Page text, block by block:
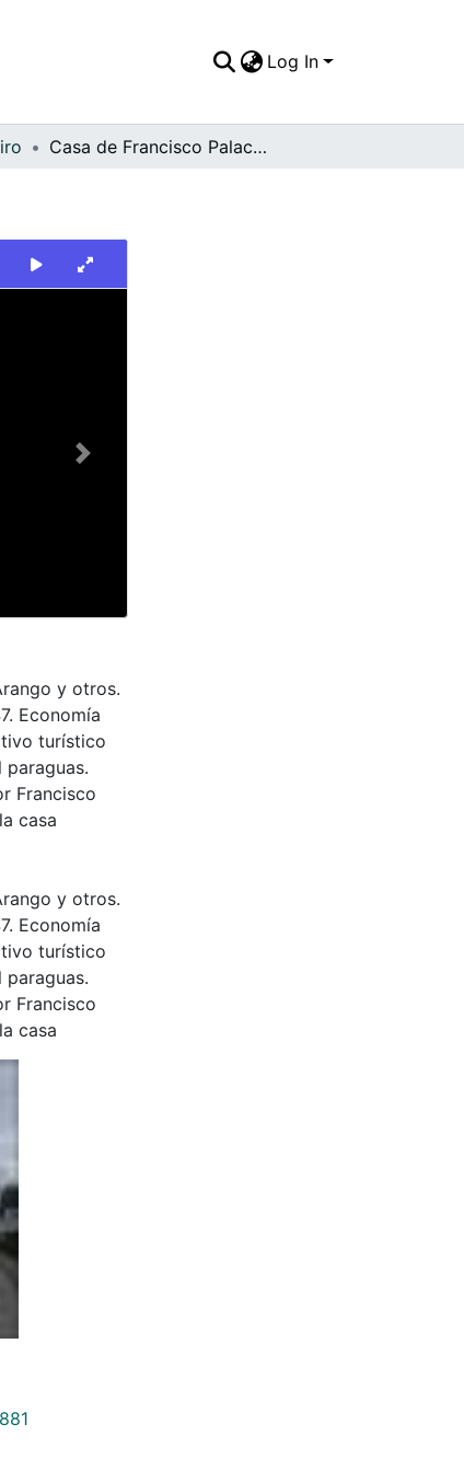
Log In
Casa de Francisco Palacios. El Cairo
Next
y otros.
Economía
turístico
paraguas.
Francisco
casa
y otros.
Economía
turístico
paraguas.
Francisco
casa